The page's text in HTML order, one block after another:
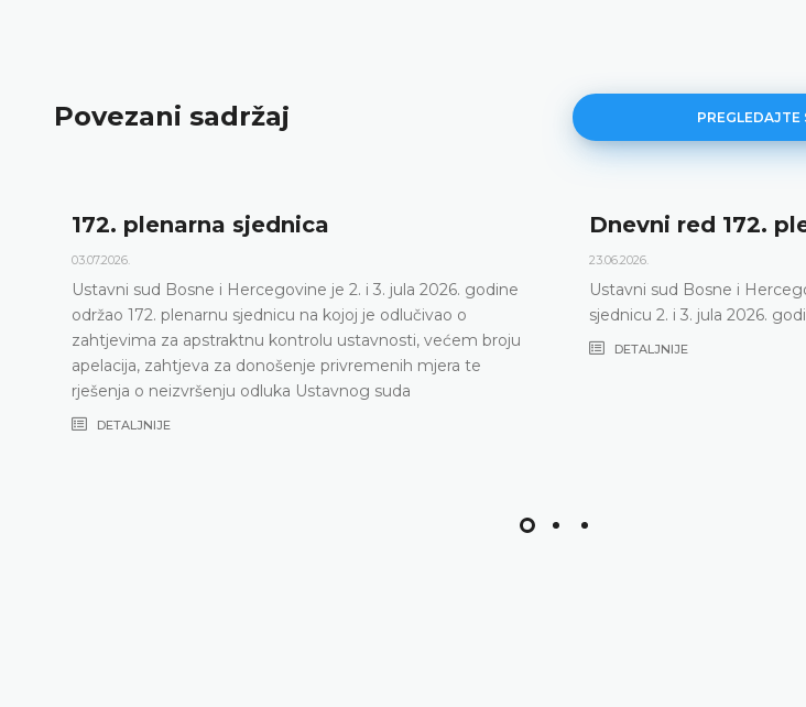
Povezani sadržaj PREGLEDAJTE
172. plenarna sjednica
03.07.2026.
Ustavni sud Bosne i Hercegovine je 2. i 3. jula 2026. godine
održao 172. plenarnu sjednicu na kojoj je odlučivao o
zahtjevima za apstraktnu kontrolu ustavnosti, većem broju
apelacija, zahtjeva za donošenje privremenih mjera te
rješenja o neizvršenju odluka Ustavnog suda
DETALJNIJE
Dnevni red 172.
23.06.2026.
Ustavni sud Bosne i
sjednicu 2. i 3. jula 2026.
DETALJNIJE